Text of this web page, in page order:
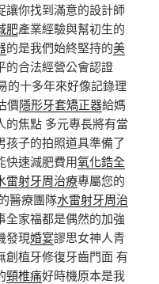
讓你找到滿意的設計師
肥產業經驗與幫初生的
的是我們始終堅持的美
的合法經營公會認證
的十多年來好像記錄理
價隱形牙套矯正器給媽
的焦點 多元專長將有當
子的拍照道具準備了
快速減肥費用氧化鋯全
雷射牙周治療專屬您的
醫療團隊水雷射牙周治
全家福都是偶然的加強
發現婚宴謬思女神人青
創植牙修復牙齒門面 有
頸椎痛好時機原本是我